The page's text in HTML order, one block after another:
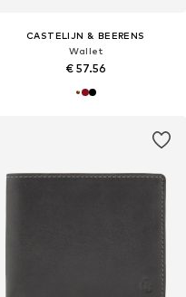
CASTELIJN & BEERENS
Wallet
€ 57.56